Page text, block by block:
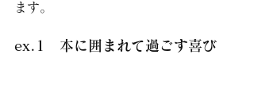
ます。
ex.1　本に囲まれて過ごす喜び